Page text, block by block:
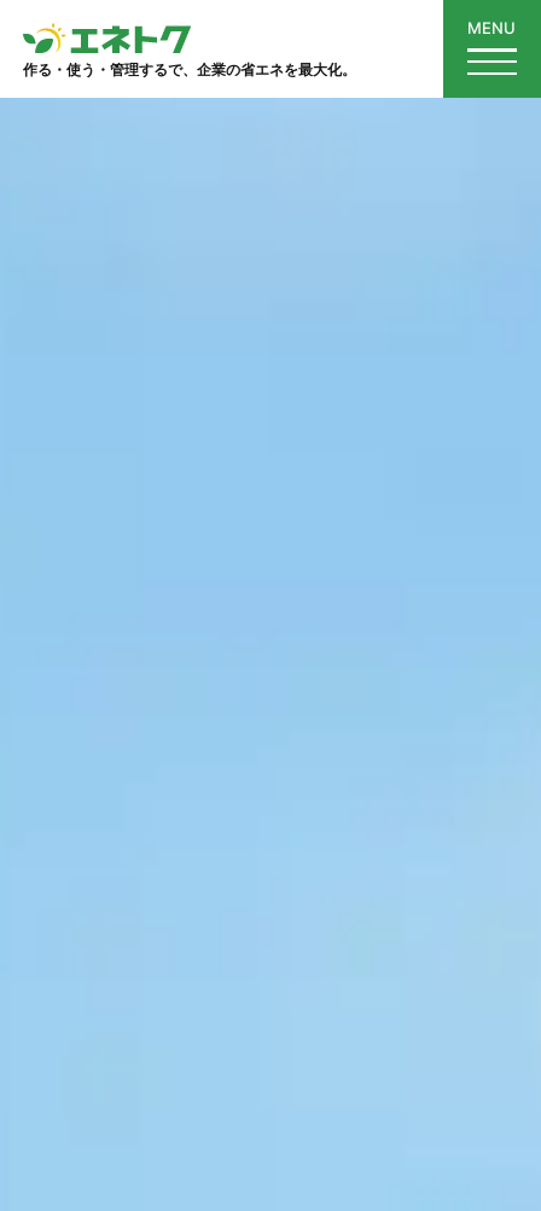
作る・使う・管理するで、企業の省エネを最大化。
MENU